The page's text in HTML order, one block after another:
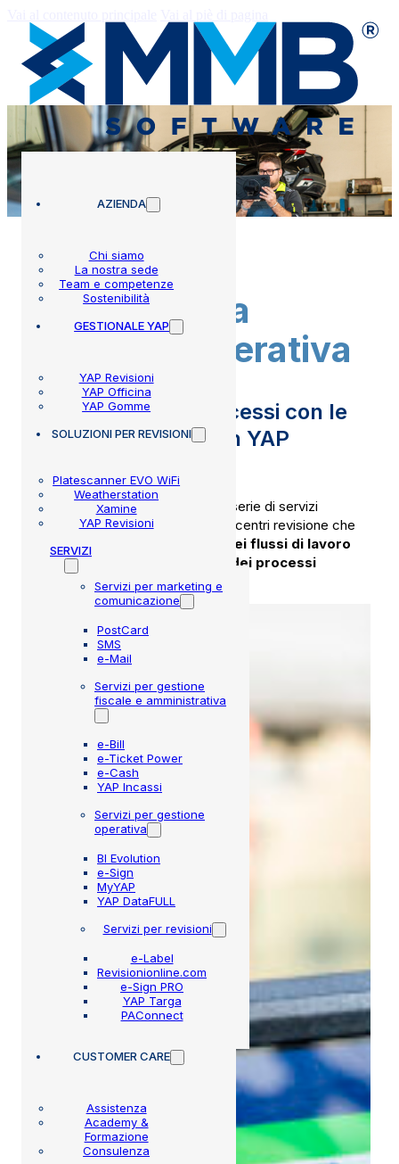
AZIENDA
Chi siamo
La nostra sede
Team e competenze
Sostenibilità
GESTIONALE YAP
YAP Revisioni
YAP Officina
YAP Gomme
SOLUZIONIPER REVISIONI
Platescanner EVO WiFi
Weatherstation
Xamine
YAP Revisioni
SERVIZI
Servizi per marketing e
comunicazione
PostCard
SMS
e-Mail
Servizi per gestione
fiscale e amministrativa
e-Bill
e-Ticket Power
e-Cash
YAP Incassi
Servizi per gestione
operativa
BI Evolution
e-Sign
MyYAP
YAP DataFULL
Servizi per revisioni
e-Label
Revisionionline.com
e-Sign PRO
YAP Targa
PAConnect
CUSTOMER CARE
Assistenza
Academy &
Formazione
Consulenza
Servizi per la
gestione operativa
Digitalizza i tuoi processi con le
soluzioni integrate in YAP
La piattaforma YAP prevede una serie di servizi
software per officine, gommisti e centri revisione che
favoriscono
l’efficientamento dei flussi di lavoro
sfruttando la digitalizzazione dei processi
operativi.